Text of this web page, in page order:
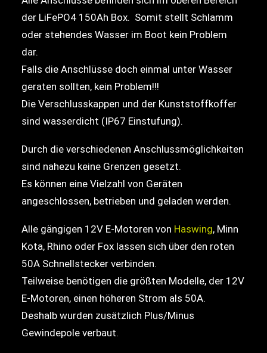
der LiFePO4 150Ah Box. Somit stellt Schlamm
oder stehendes Wasser im Boot kein Problem
dar.
Falls die Anschlüsse doch einmal unter Wasser
geraten sollten, kein Problem!!!
Die Verschlusskappen und der Kunststoffkoffer
sind wasserdicht (IP67 Einstufung).
Durch die verschiedenen Anschlussmöglichkeiten
sind nahezu keine Grenzen gesetzt.
Es können eine Vielzahl von Geräten
angeschlossen, betrieben und geladen werden.
Alle gängigen 12V E-Motoren von Haswing, Minn
Kota, Rhino oder Fox lassen sich über den roten
50A Schnellstecker verbinden.
Teilweise benötigen die größten Modelle, der 12V
E-Motoren, einen höheren Strom als 50A.
Deshalb wurden zusätzlich Plus/Minus
Gewindepole verbaut.